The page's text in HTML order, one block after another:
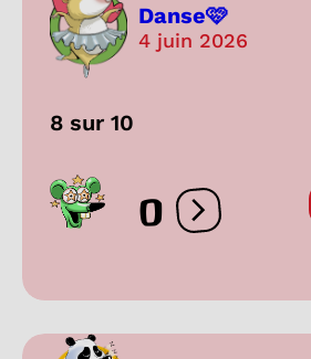
Danse🩷
4 juin 2026
8 sur 10
0 Ouvrir les